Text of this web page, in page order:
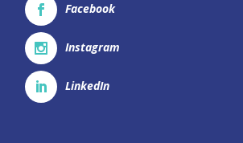
Facebook
Instagram
LinkedIn